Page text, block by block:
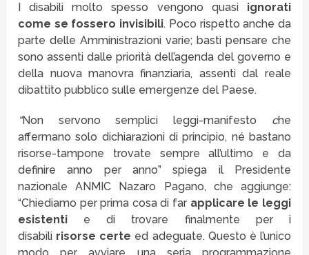
I disabili molto spesso vengono quasiignorati
come se fossero invisibili. Poco rispetto anche da
parte delle Amministrazioni varie; basti pensare che
sono assenti dalle priorità dell’agenda del governo e
della nuova manovra finanziaria, assenti dal reale
dibattito pubblico sulle emergenze del Paese.
“Non servono semplici leggi-manifesto che
affermano solo dichiarazioni di principio, né bastano
risorse-tampone trovate sempre all’ultimo e da
definire anno per anno” spiega il Presidente
nazionale ANMIC Nazaro Pagano, che aggiunge:
“Chiediamo per prima cosa di far applicare le leggi
esistenti e di trovare finalmente per i
disabili risorse certe ed adeguate. Questo è l’unico